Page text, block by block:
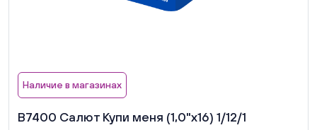
Наличие в магазинах
В7400 Салют Купи меня (1,0"х16) 1/12/1